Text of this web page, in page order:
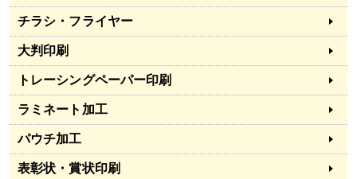
チラシ・フライヤー
大判印刷
トレーシングペーパー印刷
ラミネート加工
パウチ加工
表彰状・賞状印刷